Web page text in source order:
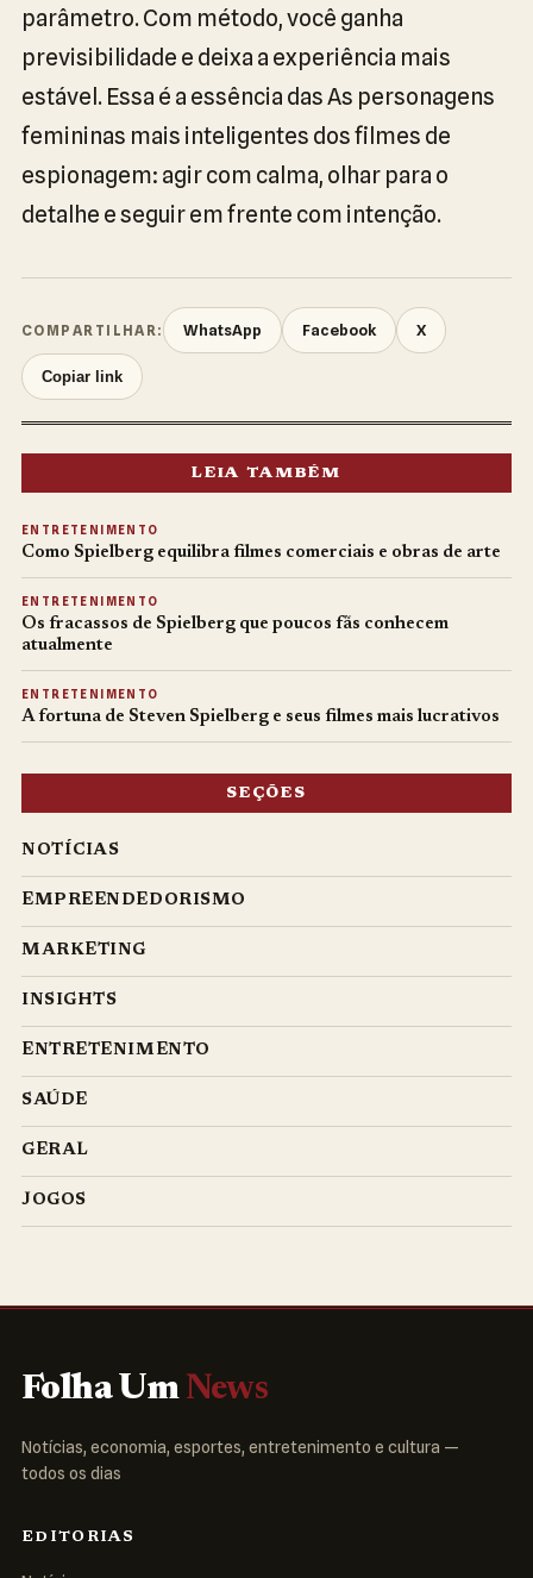
parâmetro. Com método, você ganha
previsibilidade e deixa a experiência mais
estável. Essa é a essência das As personagens
femininas mais inteligentes dos filmes de
espionagem: agir com calma, olhar para o
detalhe e seguir em frente com intenção.
COMPARTILHAR: WhatsApp Facebook X
Copiar link
LEIA TAMBÉM
ENTRETENIMENTO
Como Spielberg equilibra filmes comerciais e obras de arte
ENTRETENIMENTO
Os fracassos de Spielberg que poucos fãs conhecem
atualmente
ENTRETENIMENTO
A fortuna de Steven Spielberg e seus filmes mais lucrativos
SEÇÕES
NOTÍCIAS
EMPREENDEDORISMO
MARKETING
INSIGHTS
ENTRETENIMENTO
SAÚDE
GERAL
JOGOS
Folha Um News
Notícias, economia, esportes, entretenimento e cultura —
todos os dias
EDITORIAS